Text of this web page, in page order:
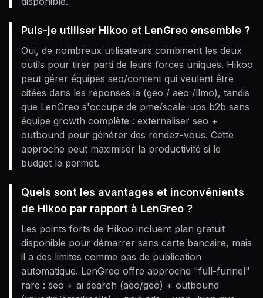
Puis-je utiliser Hikoo et LenGreo ensemble ?
Oui, de nombreux utilisateurs combinent les deux
outils pour tirer parti de leurs forces uniques. Hikoo
peut gérer équipes seo/content qui veulent être
citées dans les réponses ia (geo / aeo /llmo), tandis
que LenGreo s'occupe de pme/scale-ups b2b sans
équipe growth complète : externaliser seo +
outbound pour générer des rendez-vous. Cette
approche peut maximiser la productivité si le
budget le permet.
Quels sont les avantages et inconvénients
de Hikoo par rapport à LenGreo ?
Les points forts de Hikoo incluent plan gratuit
disponible pour démarrer sans carte bancaire, mais
il a des limites comme pas de publication
automatique. LenGreo offre approche "full-funnel"
rare : seo + ai search (aeo/geo) + outbound